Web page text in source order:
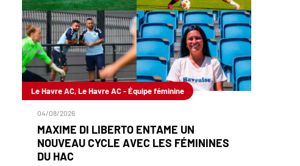
Le Havre AC, Le Havre AC - Équipe féminine
04/08/2026
MAXIME DI LIBERTO ENTAME UN
NOUVEAU CYCLE AVEC LES FÉMININES
DU HAC